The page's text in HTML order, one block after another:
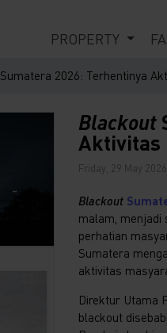
PROPERTY
Sumatera 2026: Terhentinya
Blackout
Aktivitas
Friday, 29 May 2026
Blackout
malam, menjadi
perhatian
Sumatera
aktivitas
Direktur Utama
blackout